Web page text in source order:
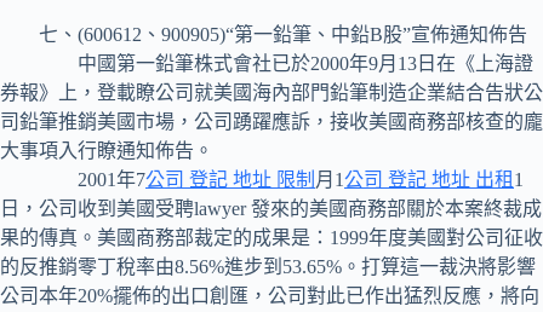
七、(600612、900905)“第一鉛筆、中鉛B股”宣佈通知佈告
中國第一鉛筆株式會社已於2000年9月13日在《上海證
券報》上，登載瞭公司就美國海內部門鉛筆制造企業結合告狀公
司鉛筆推銷美國市場，公司踴躍應訴，接收美國商務部核查的龐
大事項入行瞭通知佈告。
2001年7公司 登記 地址 限制 月1公司 登記 地址 出租 1
日，公司收到美國受聘lawyer 發來的美國商務部關於本案終裁成
果的傳真。美國商務部裁定的成果是：1999年度美國對公司征收
的反推銷零丁稅率由8.56%進步到53.65%。打算這一裁決將影響
公司本年20%擺佈的出口創匯，公司對此已作出猛烈反應，將向